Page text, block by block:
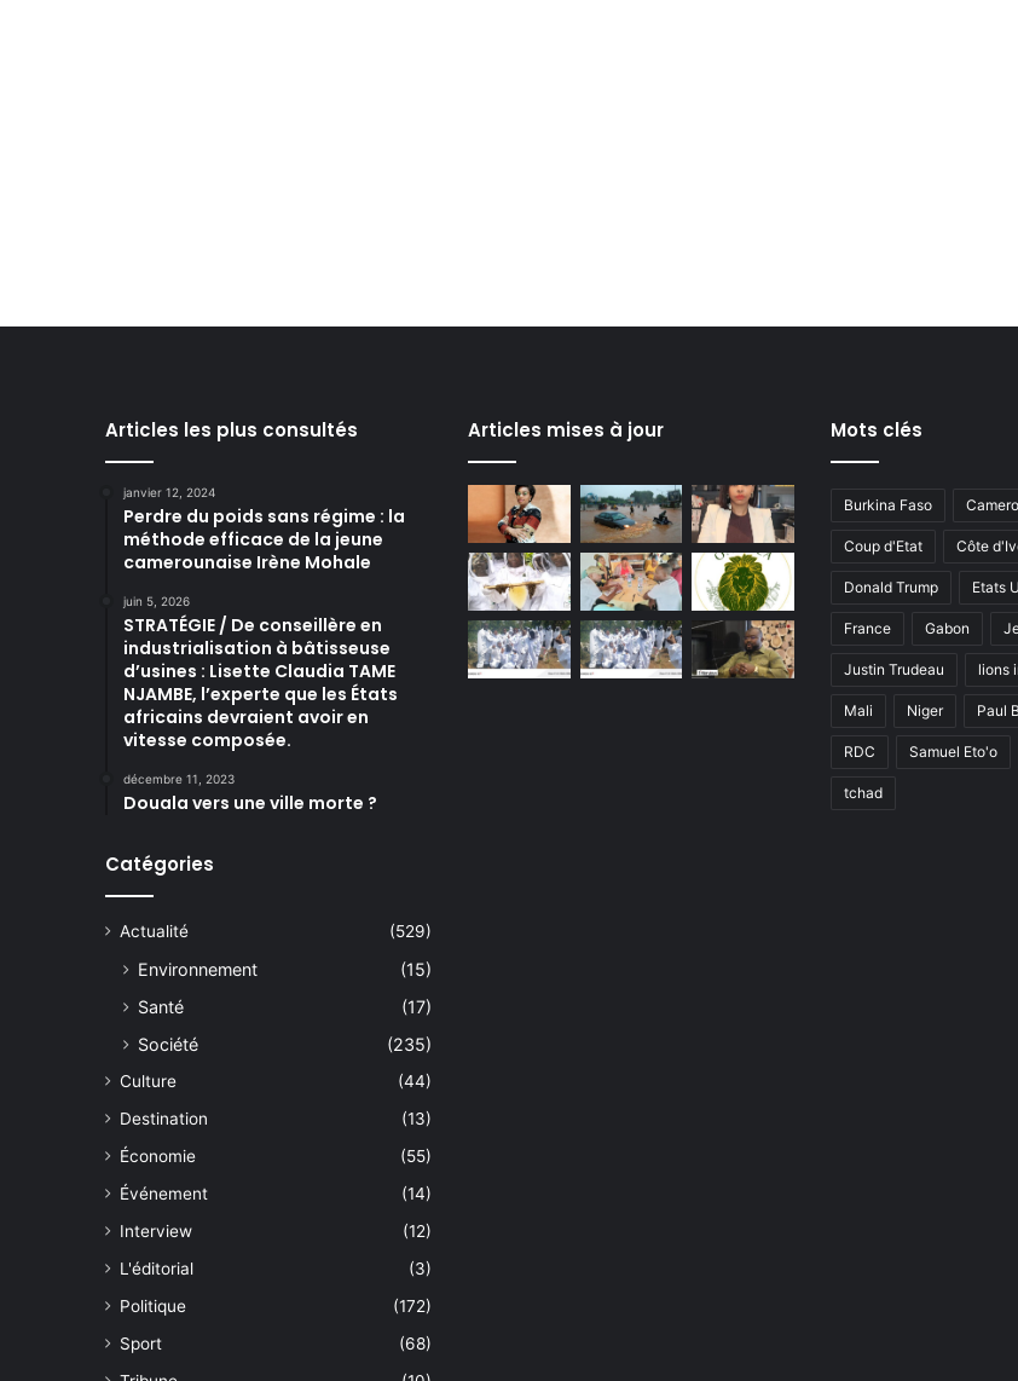
Articles les plus consultés
janvier 12, 2024
Perdre du poids sans régime : la
méthode efficace de la jeune
camerounaise Irène Mohale
juin 5, 2026
STRATÉGIE / De conseillère en
industrialisation à bâtisseuse
d’usines : Lisette Claudia TAME
NJAMBE, l’experte que les États
africains devraient avoir en
vitesse composée.
décembre 11, 2023
Douala vers une ville morte ?
Catégories
Actualité (529)
Environnement
(15)
Santé
(17)
Société
(235)
Culture
(44)
Destination
(13)
Économie
(55)
Événement
(14)
Interview
(12)
L'éditorial
(3)
Politique
(172)
Sport
(68)
Articles mises à jour Mots clés
Burkina Faso
Coup d'Etat Côte
Donald Trump Etats
France Gabon
Justin Trudeau lions
Mali Niger Paul
RDC Samuel Eto'o
tchad